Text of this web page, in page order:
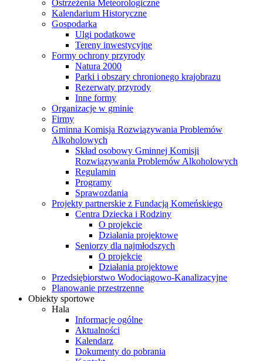
Ostrzeżenia Meteorologiczne
Kalendarium Historyczne
Gospodarka
Ulgi podatkowe
Tereny inwestycyjne
Formy ochrony przyrody
Natura 2000
Parki i obszary chronionego krajobrazu
Rezerwaty przyrody
Inne formy
Organizacje w gminie
Firmy
Gminna Komisja Rozwiązywania Problemów
Alkoholowych
Skład osobowy Gminnej Komisji
Rozwiązywania Problemów Alkoholowych
Regulamin
Programy
Sprawozdania
Projekty partnerskie z Fundacją Komeńskiego
Centra Dziecka i Rodziny
O projekcie
Działania projektowe
Seniorzy dla najmłodszych
O projekcie
Działania projektowe
Przedsiębiorstwo Wodociągowo-Kanalizacyjne
Planowanie przestrzenne
Obiekty sportowe
Hala
Informacje ogólne
Aktualności
Kalendarz
Dokumenty do pobrania